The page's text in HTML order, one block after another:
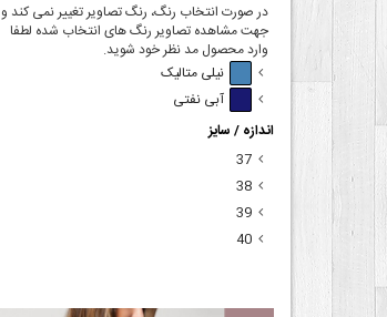
در صورت انتخاب رنگ، رنگ تصاویر تغییر نمی کند و
جهت مشاهده تصاویر رنگ های انتخاب شده لطفا
وارد محصول مد نظر خود شوید.
نیلی متالیک
آبی نفتی
اندازه / سایز
37
38
39
40